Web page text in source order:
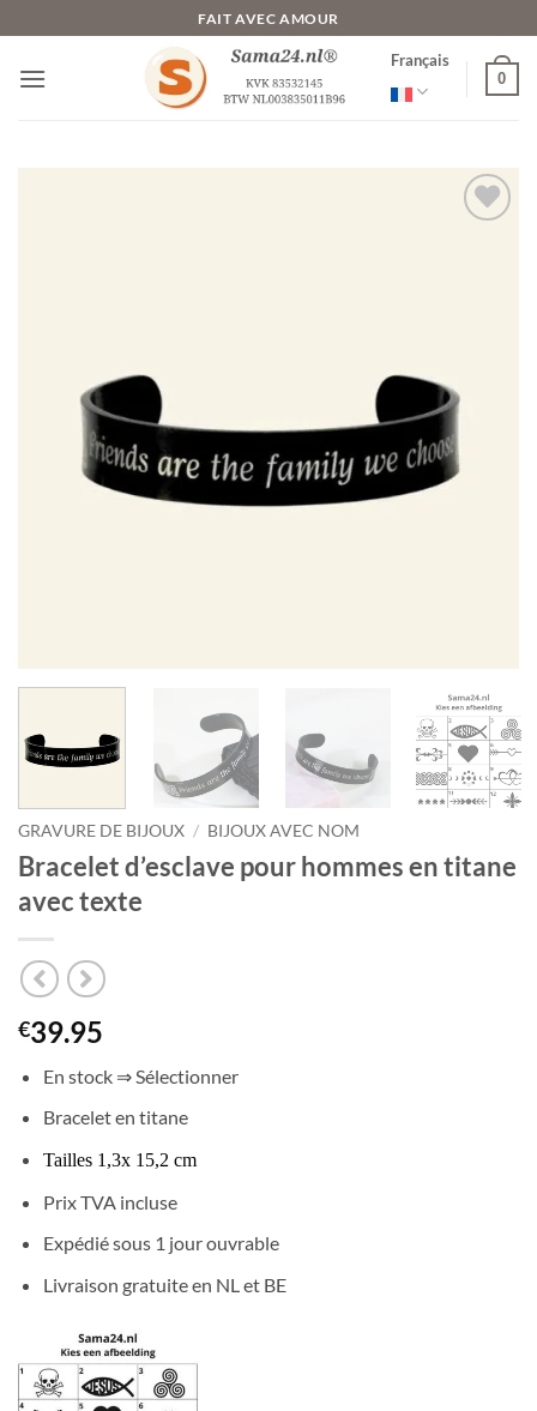
au
contenu
FAIT AVEC AMOUR
Français
0
GRAVURE DE BIJOUX / BIJOUX AVEC NOM
Bracelet d’esclave pour hommes en titane
avec texte
€39.95
En stock ⇒ Sélectionner
Bracelet en titane
Tailles 1,3x 15,2 cm
Prix TVA incluse
Expédié sous 1 jour ouvrable
Livraison gratuite en NL et BE